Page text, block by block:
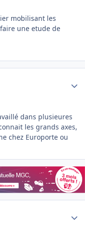
mobilisant les
une etude de
dans plusieures
les grands axes,
chez Europorte ou